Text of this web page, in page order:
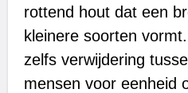
rottend hout dat een
kleinere soorten
zelfs verwijdering
mensen voor eenheid